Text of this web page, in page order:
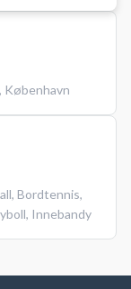
, København
, Bordtennis,
, Innebandy